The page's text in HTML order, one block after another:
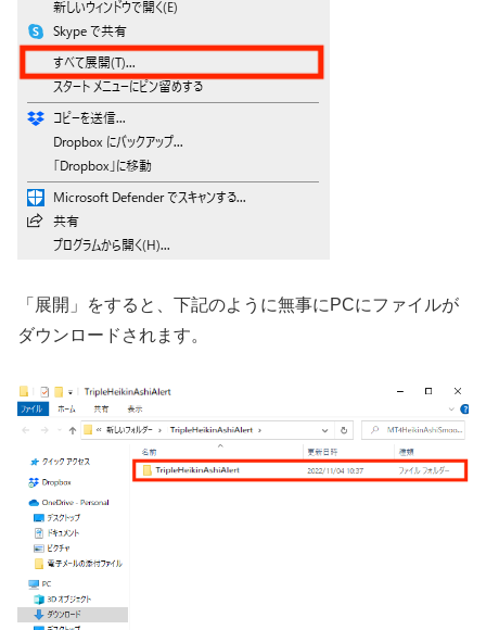
「展開」をすると、下記のように無事にPCにファイルが
ダウンロードされます。